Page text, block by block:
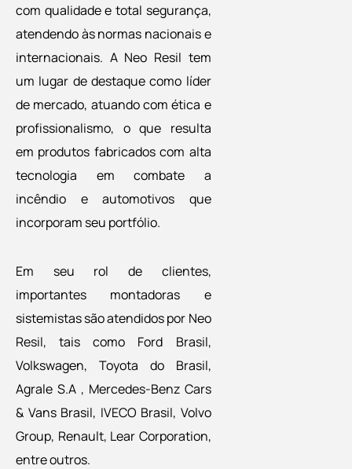
com qualidade e total segurança,
atendendo às normas nacionais e
internacionais. A Neo Resil tem
um lugar de destaque como líder
de mercado, atuando com ética e
profissionalismo, o que resulta
em produtos fabricados com alta
tecnologia em combate a
incêndio e automotivos que
incorporam seu portfólio.
Em seu rol de clientes,
importantes montadoras e
sistemistas são atendidos por Neo
Resil, tais como Ford Brasil,
Volkswagen, Toyota do Brasil,
Agrale S.A , Mercedes-Benz Cars
& Vans Brasil, IVECO Brasil, Volvo
Group, Renault, Lear Corporation,
entre outros.